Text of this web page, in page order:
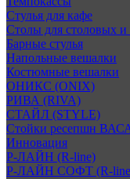
Стулья для кафе
Столы для столовых и
Барные стулья
Напольные вешалки
Костюмные вешалки
ОНИКС (ONIX)
РИВА (RIVA)
СТАЙЛ (STYLE)
Стойки ресепшн
Инновация
Р-ЛАЙН (R-line)
Р-ЛАЙН СОФТ (R-line